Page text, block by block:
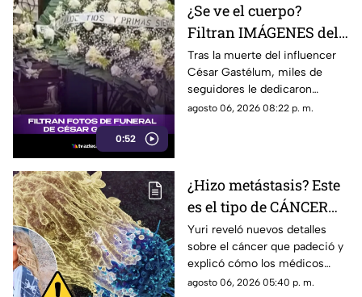
0:52
¿Se ve el cuerpo?
Filtran IMÁGENES del
funeral de César
Gastélum [VIDEO]
Tras la muerte del influencer
César Gastélum, miles de
seguidores le dedicaron
mensajes de despedida,
agosto 06, 2026 08:22 p. m.
¿Hizo metástasis? Este
es el tipo de CÁNCER
que le diagnosticaron a
Yuri
Yuri reveló nuevos detalles
sobre el cáncer que padeció y
explicó cómo los médicos
encontraron un pequeño
agosto 06, 2026 05:40 p. m.